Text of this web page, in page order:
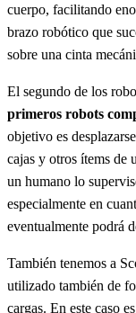
cuerpo, facilitando
brazo robótico que
sobre una cinta
El segundo de los
primeros robots
objetivo es
cajas y otros ítems de
un humano lo
especialmente en
eventualmente podrá
También tenemos a
utilizado también de
cargas. En este caso es